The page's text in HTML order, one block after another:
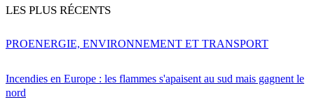
LES PLUS RÉCENTS
Incendies en Europe : les flammes s'apaisent au sud mais gagnent le
nord
PROENERGIE, ENVIRONNEMENT ET TRANSPORT